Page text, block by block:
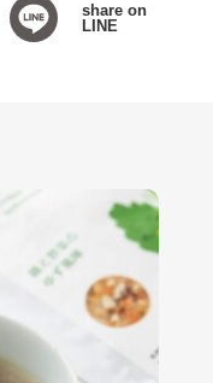
share on
LINE